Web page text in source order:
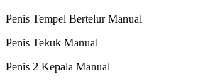
Penis Tempel Bertelur Manual
Penis Tekuk Manual
Penis 2 Kepala Manual